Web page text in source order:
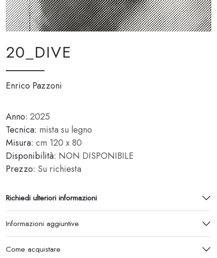
20_DIVE
Enrico Pazzoni
Anno: 2025
Tecnica: mista su legno
Misura: cm 120 x 80
Disponibilità: NON DISPONIBILE
Prezzo: Su richiesta
Richiedi ulteriori informazioni
Informazioni aggiuntive
Come acquistare